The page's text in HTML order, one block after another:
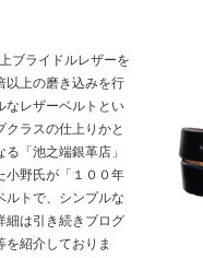
ブライドルレザーを
以上の磨き込みを行
なレザーベルトとい
ラスの仕上りかと
「池之端銀革店」
小野氏が「１００年
ルトで、シンプルな
細は引き続きブログ
紹介しておりま